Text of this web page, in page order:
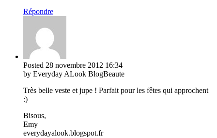
Répondre
Posted 28 novembre 2012 16:34
by Everyday ALook BlogBeaute
Très belle veste et jupe ! Parfait pour les fêtes qui approchent
:)
Bisous,
Emy
everydayalook.blogspot.fr